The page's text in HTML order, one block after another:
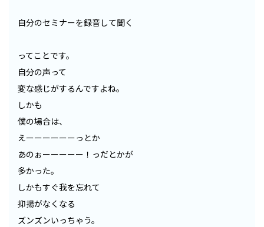
自分のセミナーを録音して聞く
ってことです。
自分の声って
変な感じがするんですよね。
しかも
僕の場合は、
えーーーーーーっとか
あのぉーーーーー！っだとかが
多かった。
しかもすぐ我を忘れて
抑揚がなくなる
ズンズンいっちゃう。